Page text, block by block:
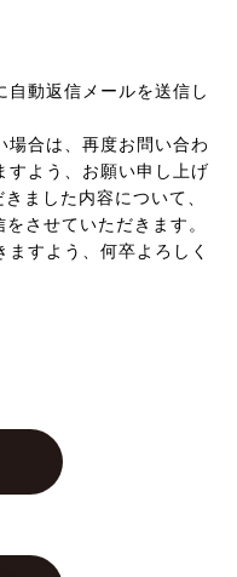
自動返信メールを送信し
場合は、再度お問い合わ
すよう、お願い申し上げ
ました内容について、
させていただきます。
すよう、何卒よろしく